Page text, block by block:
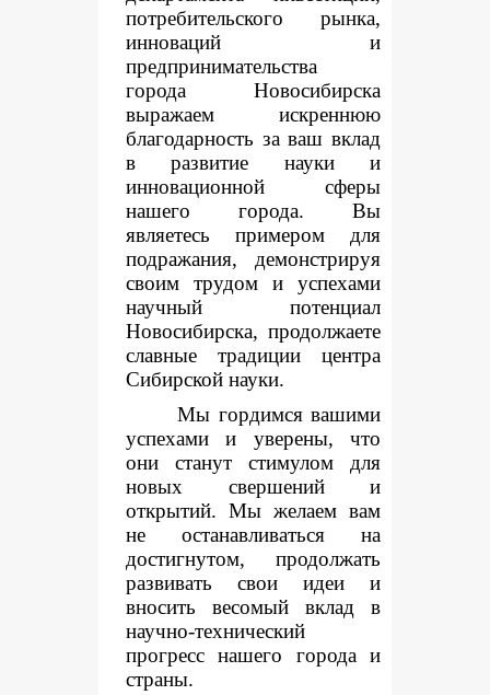
потребительского рынка,
инноваций и
предпринимательства
города Новосибирска
выражаем искреннюю
благодарность за ваш вклад
в развитие науки и
инновационной сферы
нашего города. Вы
являетесь примером для
подражания, демонстрируя
своим трудом и успехами
научный потенциал
Новосибирска, продолжаете
славные традиции центра
Сибирской науки.
Мы гордимся вашими
успехами и уверены, что
они станут стимулом для
новых свершений и
открытий. Мы желаем вам
не останавливаться на
достигнутом, продолжать
развивать свои идеи и
вносить весомый вклад в
научно-технический
прогресс нашего города и
страны.